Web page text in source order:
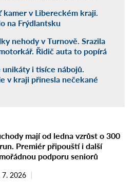
kamer v Libereckém kraji.
na Frýdlantsku
nehody v Turnově. Srazila
Řidič auta to popírá
i tisíce nábojů.
v kraji přinesla nečekané
mají od ledna vzrůst o 300
Premiér připouští i další
podporu seniorů
7. 2026